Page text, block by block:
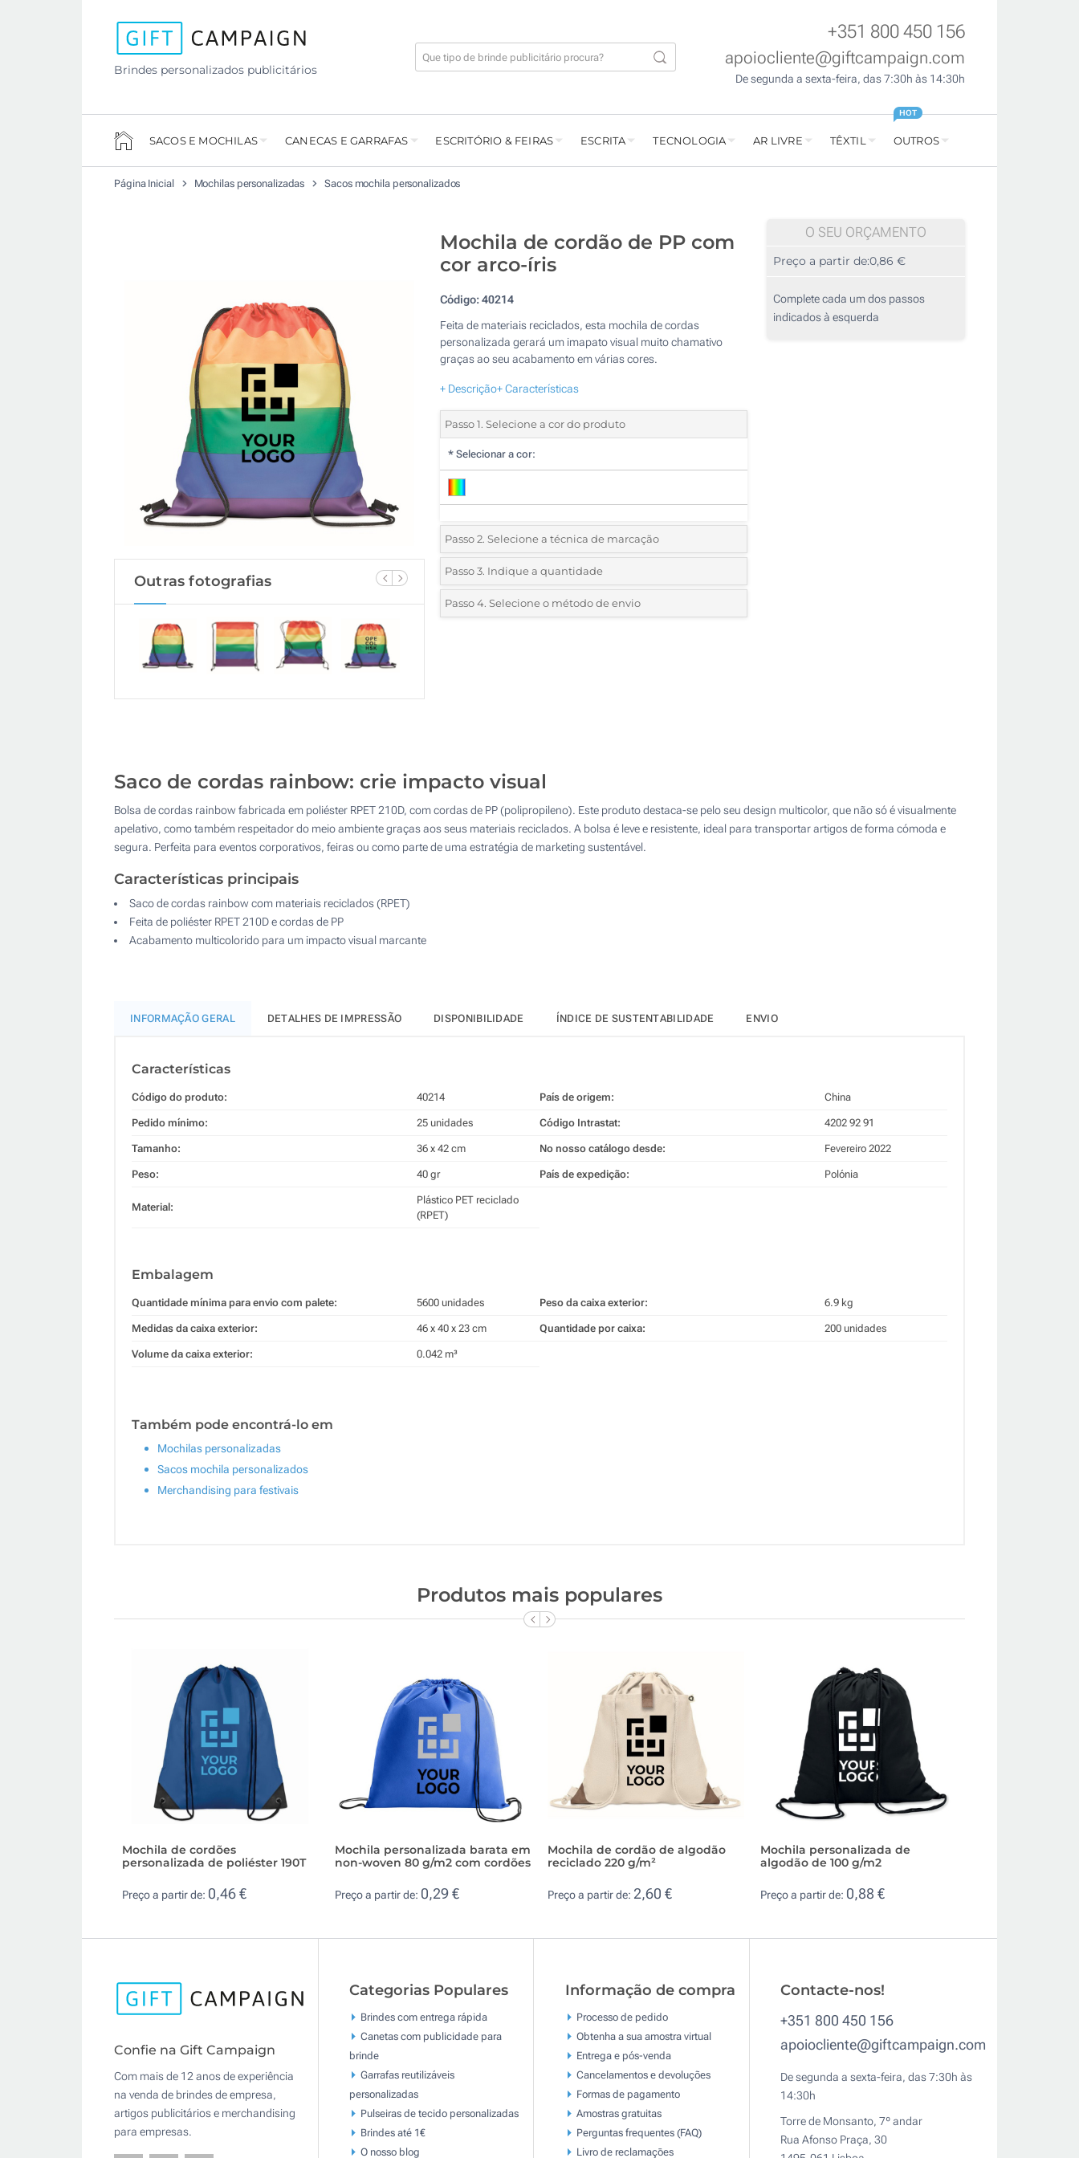
Brindes personalizados publicitários
+351 800 450 156
apoiocliente@giftcampaign.com
De segunda a sexta-feira, das 7:30h às 14:30h
SACOS E MOCHILAS CANECAS E GARRAFAS ESCRITÓRIO & FEIRAS ESCRITA TECNOLOGIA AR LIVRE TÊXTIL OUTROS
HOT
Página Inicial Mochilas personalizadas Sacos mochila personalizados
Outras fotografias
Mochila de cordão de PP com
cor arco-íris
Código:40214
Feita de materiais reciclados, esta mochila de cordas
personalizada gerará um imapato visual muito chamativo
graças ao seu acabamento em várias cores.
+ Descrição+ Características
Passo 1. Selecione a cor do produto
* Selecionar a cor:
Passo 2. Selecione a técnica de marcação
*Selecione o tipo de marcação e as cores do logotipo:
1 Cor (Num lado)
Sem impressão
Passo 3. Indique a quantidade
*Quantidade mínima:25
Outra : Atualizar
Passo 4. Selecione o método de envio
O SEU ORÇAMENTO
Preço a partir de:0,86 €
Complete cada um dos passos
indicados à esquerda
Saco de cordas rainbow: crie impacto visual
Bolsa de cordas rainbow fabricada em poliéster RPET 210D, com cordas de PP (polipropileno). Este produto destaca-se pelo seu design multicolor, que não só é visualmente
apelativo, como também respeitador do meio ambiente graças aos seus materiais reciclados. A bolsa é leve e resistente, ideal para transportar artigos de forma cómoda e
segura. Perfeita para eventos corporativos, feiras ou como parte de uma estratégia de marketing sustentável.
Características principais
Saco de cordas rainbow com materiais reciclados (RPET)
Feita de poliéster RPET 210D e cordas de PP
Acabamento multicolorido para um impacto visual marcante
INFORMAÇÃO GERAL DETALHES DE IMPRESSÃO DISPONIBILIDADE ÍNDICE DE SUSTENTABILIDADE ENVIO
Características
Código do produto: 40214
Pedido mínimo: 25 unidades
Tamanho: 36 x 42 cm
Peso: 40 gr
Material:
Plástico PET reciclado
(RPET)
País de origem: China
Código Intrastat: 4202 92 91
No nosso catálogo desde: Fevereiro 2022
País de expedição: Polónia
Embalagem
Quantidade mínima para envio com palete: 5600 unidades
Medidas da caixa exterior: 46 x 40 x 23 cm
Volume da caixa exterior: 0.042 m³
Peso da caixa exterior: 6.9 kg
Quantidade por caixa: 200 unidades
Também pode encontrá-lo em
Mochilas personalizadas
Sacos mochila personalizados
Merchandising para festivais
Produtos mais populares
Mochila de cordões
personalizada de poliéster 190T
Preço a partir de: 0,46 €
Mochila personalizada barata em
non-woven 80 g/m2 com cordões
Preço a partir de: 0,29 €
Mochila de cordão de algodão
reciclado 220 g/m²
Preço a partir de: 2,60 €
Mochila personalizada de
algodão de 100 g/m2
Preço a partir de: 0,88 €
Confie na Gift Campaign
Com mais de 12 anos de experiência
na venda de brindes de empresa,
artigos publicitários e merchandising
para empresas.
Categorias Populares
Brindes com entrega rápida
Canetas com publicidade para
brinde
Garrafas reutilizáveis
personalizadas
Pulseiras de tecido personalizadas
Brindes até 1€
O nosso blog
Informação de compra
Processo de pedido
Obtenha a sua amostra virtual
Entrega e pós-venda
Cancelamentos e devoluções
Formas de pagamento
Amostras gratuitas
Perguntas frequentes (FAQ)
Livro de reclamaçōes
Contacte-nos!
+351 800 450 156
apoiocliente@giftcampaign.com
De segunda a sexta-feira, das 7:30h às
14:30h
Torre de Monsanto, 7º andar
Rua Afonso Praça, 30